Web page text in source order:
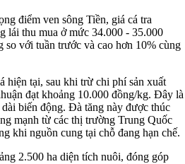
điểm ven sông Tiền, giá cá tra
lái thu mua ở mức 34.000 - 35.000
so với tuần trước và cao hơn 10% cùng
hiện tại, sau khi trừ chi phí sản xuất
đạt khoảng 10.000 đồng/kg. Đây là
biến động. Đà tăng này được thúc
mạnh từ các thị trường Trung Quốc
khi nguồn cung tại chỗ đang hạn chế.
2.500 ha diện tích nuôi, đóng góp